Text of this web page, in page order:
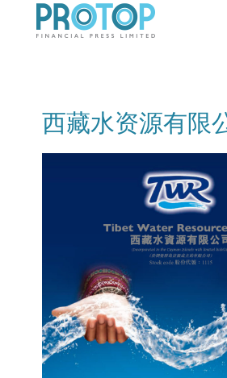
西藏水资源有限